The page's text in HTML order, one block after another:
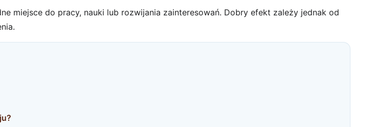
miejsce do pracy, nauki lub rozwijania zainteresowań. Dobry efekt zależy jednak od